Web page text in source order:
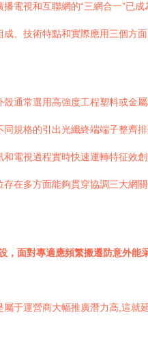
電視和互聯網的“三網合一”已
、技術特點和實際應用三個方
通常選用高強度工程塑料或金
規格的引出光纖終端端子整齊
和電視過程實時快速運轉特征
在多方面能夠貫穿協調三大網
，面對專適應頻繁搬遷防意外
于運營商大幅推廣潛力高,這